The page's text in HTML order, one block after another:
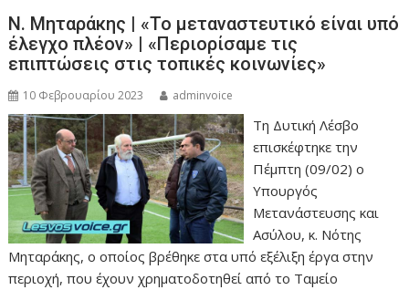
Ν. Μηταράκης | «Το μεταναστευτικό είναι υπό
έλεγχο πλέον» | «Περιορίσαμε τις
επιπτώσεις στις τοπικές κοινωνίες»
10 Φεβρουαρίου 2023 adminvoice
Τη Δυτική Λέσβο
επισκέφτηκε την
Πέμπτη (09/02) ο
Υπουργός
Μετανάστευσης και
Ασύλου, κ. Νότης
Μηταράκης, ο οποίος βρέθηκε στα υπό εξέλιξη έργα στην
περιοχή, που έχουν χρηματοδοτηθεί από το Ταμείο